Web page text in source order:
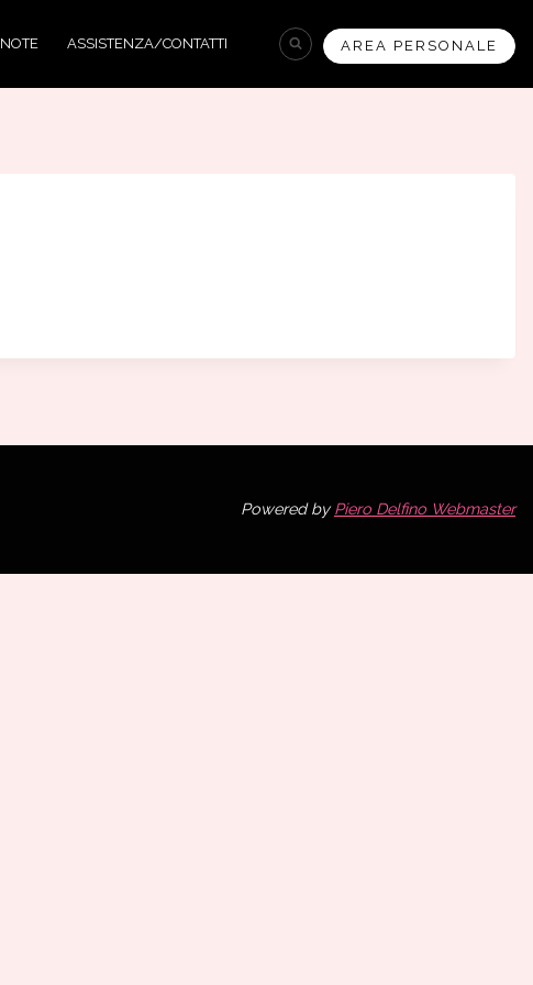
NOTE ASSISTENZA/CONTATTI AREA PERSONALE
Powered byPiero Delfino Webmaster